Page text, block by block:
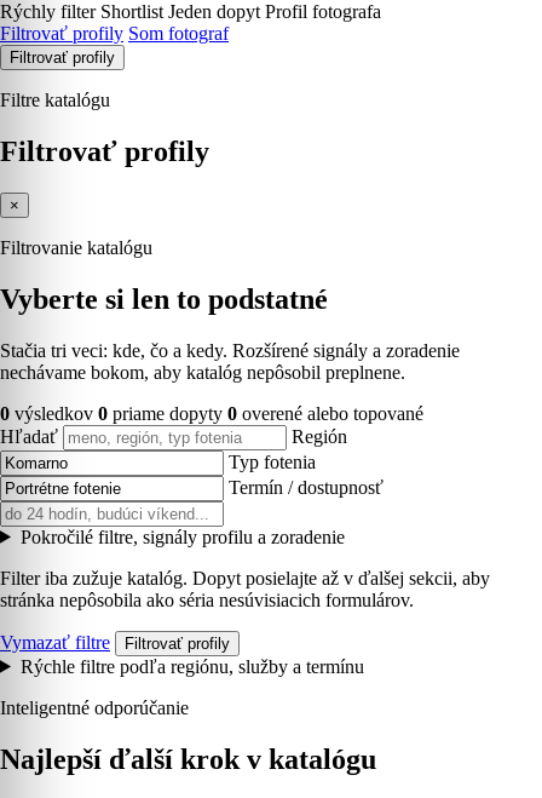
Rýchly filter Shortlist Jeden dopyt Profil fotografa
Filtrovať profily Som fotograf
Filtrovať profily
Filtre katalógu
Filtrovať profily
×
Filtrovanie katalógu
Vyberte si len to podstatné
Stačia tri veci: kde, čo a kedy. Rozšírené signály a zoradenie
nechávame bokom, aby katalóg nepôsobil preplnene.
0 výsledkov 0 priame dopyty 0 overené alebo topované
Hľadať
Región
Typ fotenia
Termín / dostupnosť
Pokročilé filtre, signály profilu a zoradenie
Filter iba zužuje katalóg. Dopyt posielajte až v ďalšej sekcii, aby
stránka nepôsobila ako séria nesúvisiacich formulárov.
Vymazať filtre Filtrovať profily
Rýchle filtre podľa regiónu, služby a termínu
Inteligentné odporúčanie
Najlepší ďalší krok v katalógu